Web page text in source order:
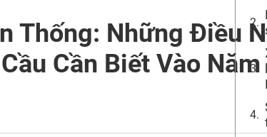
Thống: Những Điều
Cần Biết Vào